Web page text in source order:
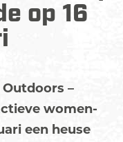
op 16
–
women-
een heuse